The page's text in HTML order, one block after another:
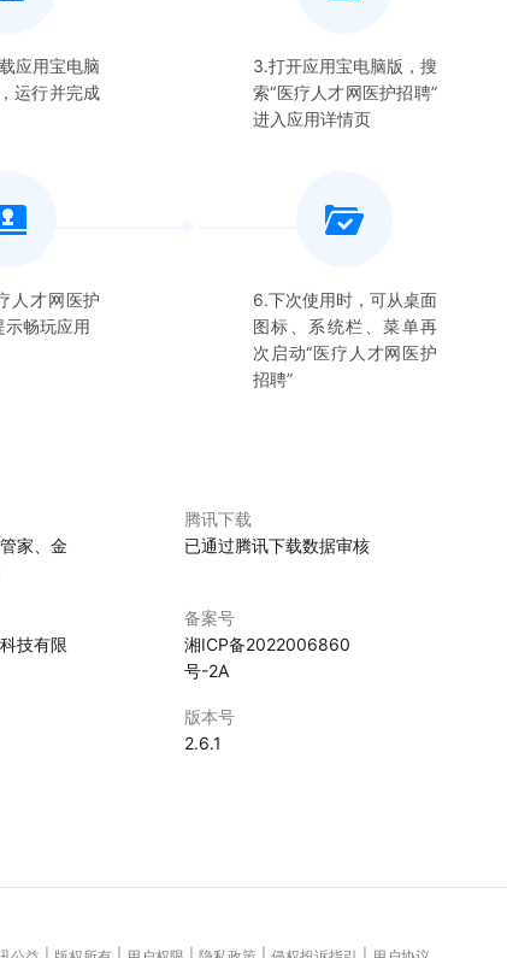
应用宝电脑
运行并完成
3.打开应用宝电脑版，搜
索“医疗人才网医护招聘”
进入应用详情页
人才网医护
示畅玩应用
6.下次使用时，可从桌面
图标、系统栏、菜单再
次启动“医疗人才网医护
招聘”
家、金
腾讯下载
已通过腾讯下载数据审核
技有限
备案号
湘ICP备2022006860
号-2A
版本号
2.6.1